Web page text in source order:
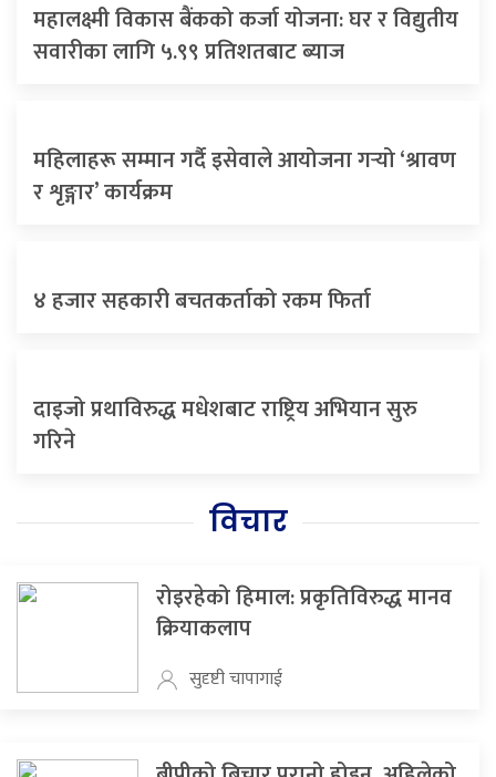
महालक्ष्मी विकास बैंकको कर्जा योजना: घर र विद्युतीय
सवारीका लागि ५.९९ प्रतिशतबाट ब्याज
महिलाहरू सम्मान गर्दै इसेवाले आयोजना गर्‍यो ‘श्रावण
र शृङ्गार’ कार्यक्रम
४ हजार सहकारी बचतकर्ताको रकम फिर्ता
दाइजो प्रथाविरुद्ध मधेशबाट राष्ट्रिय अभियान सुरु
गरिने
विचार
रोइरहेको हिमाल: प्रकृतिविरुद्ध मानव
क्रियाकलाप
सुदृष्टी चापागाई